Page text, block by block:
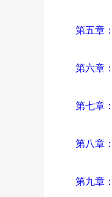
第五章
第六章
第七章
第八章
第九章